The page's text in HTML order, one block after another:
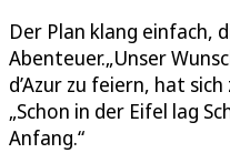
Der Plan klang einfach,
Abenteuer.„Unser
d’Azur zu feiern, hat
„Schon in der Eifel lag
Anfang.“